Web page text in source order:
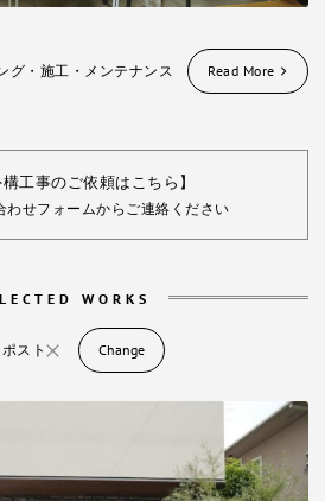
グ・施工・メンテナンス
Read More
構工事のご依頼はこちら】
わせフォームからご連絡ください
WORKS
スト Change